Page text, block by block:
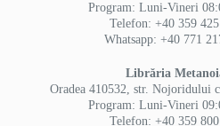
Program: Luni-Vineri
Telefon: +40 359
Whatsapp: +40 771
Librăria
Oradea 410532, str. Nojoridului
Program: Luni-Vineri
Telefon: +40 359